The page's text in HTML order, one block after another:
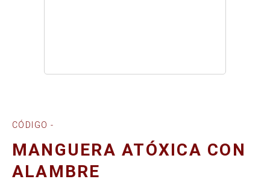
CÓDIGO -
MANGUERA ATÓXICA CON
ALAMBRE